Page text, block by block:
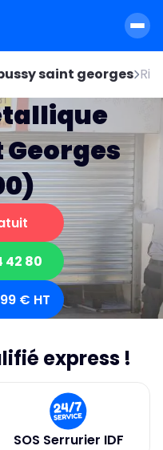
saint georges
42 80
€ HT
express !
SOS Serrurier IDF